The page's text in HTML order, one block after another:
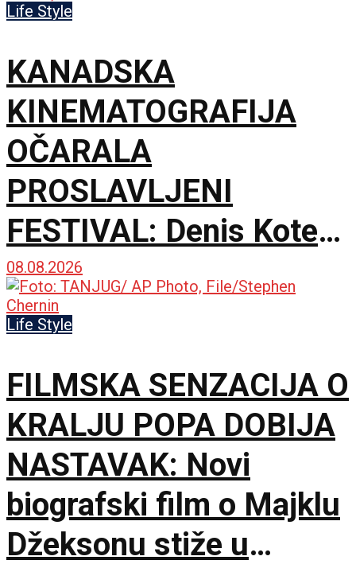
Life Style
KANADSKA
KINEMATOGRAFIJA
OČARALA
PROSLAVLJENI
FESTIVAL: Denis Kote
predstavio novu dramu
na 79. izdanju u
08.08.2026
Life Style
FILMSKA SENZACIJA O
KRALJU POPA DOBIJA
NASTAVAK: Novi
biografski film o Majklu
Džeksonu stiže u